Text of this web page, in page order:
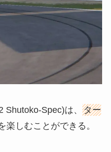
Shutoko-Spec)は、 ター
楽しむことができる。